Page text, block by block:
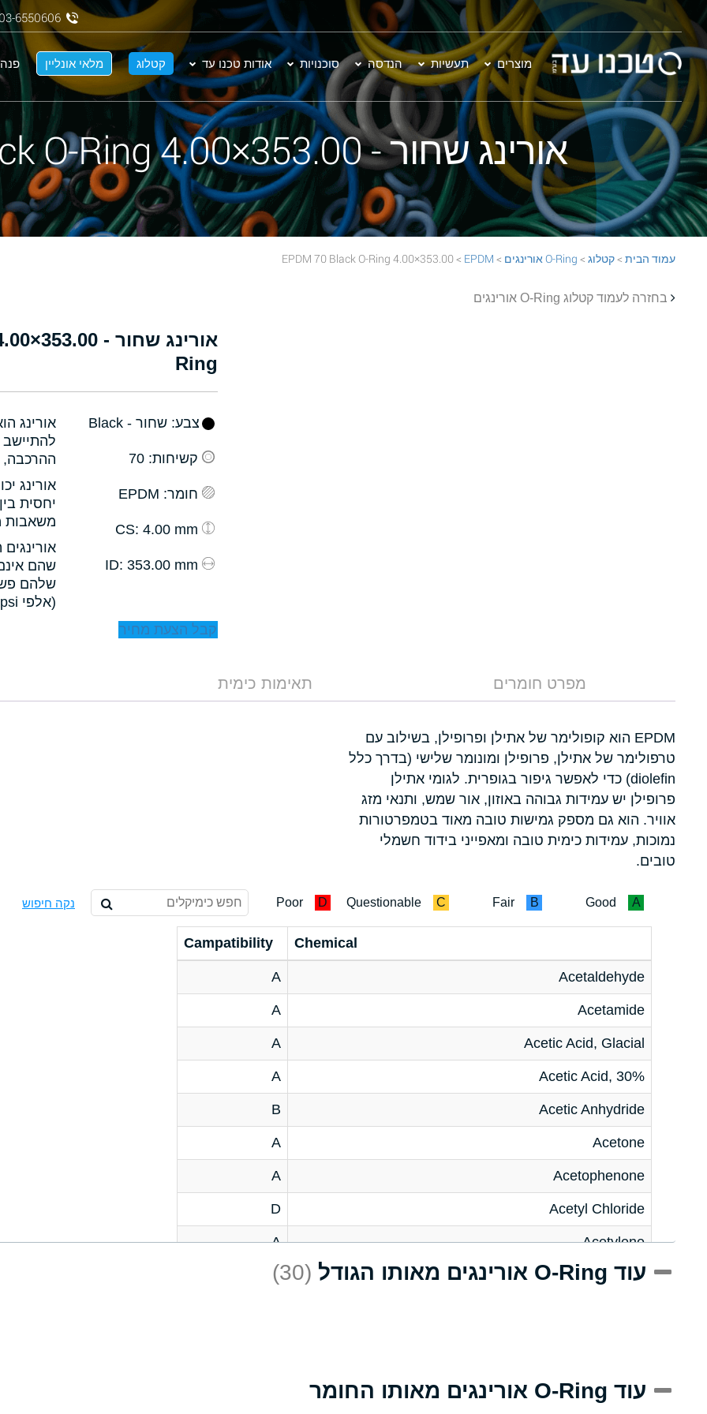
מוצרים תעשיות הנדסה סוכנויות אודות טכנו עד קטלוג מלאי אונליין פנה
03-6550606
אורינג שחור - 353.00×4.00 EPDM 70 Black O-Ring
עמוד הבית >קטלוג > O-Ring אורינגים >
EPDM
> 353.00×4.00 EPDM 70 Black O-Ring
בחזרה לעמוד קטלוג O-Ring אורינגים
Ring
אורינג
להתיישב
ההרכבה,
אורינג
יחסית
משאבות
שהם
שלהם
(אלפי psi).
צבע: שחור - Black
קשיחות: 70
חומר: EPDM
: 4.00 mm
: 353.00 mm
קבל הצעת מחיר
מפרט חומרים תאימות כימית
EPDM הוא קופולימר של אתילן ופרופילן, בשילוב עם
טרפולימר של אתילן, פרופילן ומונומר שלישי (בדרך כלל
diolefin) כדי לאפשר גיפור בגופרית. לגומי אתילן
פרופילן יש עמידות גבוהה באוזון, אור שמש, ותנאי מזג
אוויר. הוא גם מספק גמישות טובה מאוד בטמפרטורות
נמוכות, עמידות כימית טובה ומאפייני בידוד חשמלי
טובים.
A
Good
B
Fair
C
Questionable
D
Poor נקה חיפוש
Chemical
Campatibility
Acetaldehyde
A
Acetamide
A
Acetic Acid, Glacial
A
Acetic Acid, 30%
A
Acetic Anhydride
B
Acetone
A
Acetophenone
A
Acetyl Chloride
D
Acetylene
A
Acrlylonitrile
D
Aluminum Acetate (Aqueous)
עוד O-Ring אורינגים מאותו הגודל (30)
עוד O-Ring אורינגים מאותו החומר